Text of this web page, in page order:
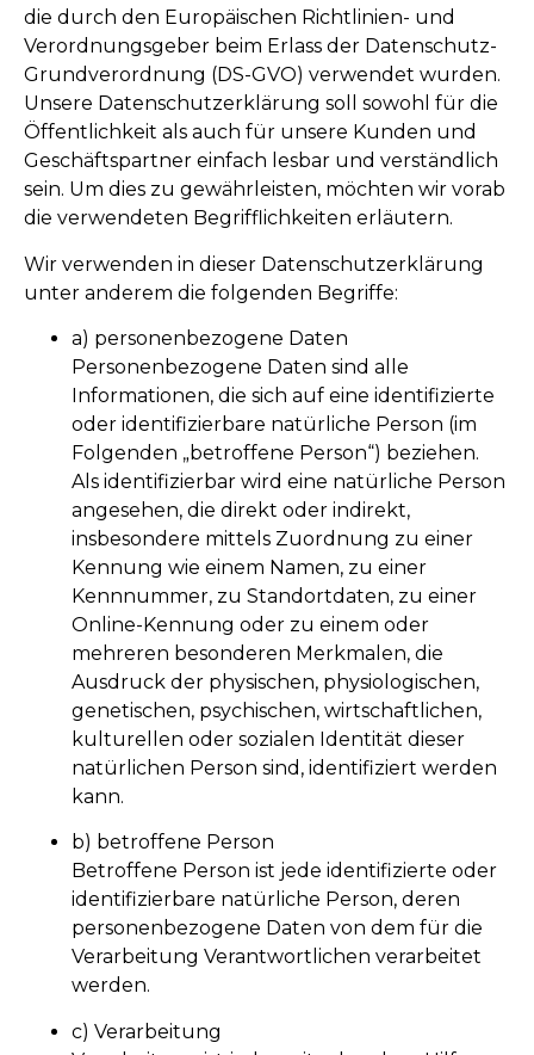
die durch den Europäischen Richtlinien- und
Verordnungsgeber beim Erlass der Datenschutz-
Grundverordnung (DS-GVO) verwendet wurden.
Unsere Datenschutzerklärung soll sowohl für die
Öffentlichkeit als auch für unsere Kunden und
Geschäftspartner einfach lesbar und verständlich
sein. Um dies zu gewährleisten, möchten wir vorab
die verwendeten Begrifflichkeiten erläutern.
Wir verwenden in dieser Datenschutzerklärung
unter anderem die folgenden Begriffe:
a) personenbezogene Daten
Personenbezogene Daten sind alle
Informationen, die sich auf eine identifizierte
oder identifizierbare natürliche Person (im
Folgenden „betroffene Person“) beziehen.
Als identifizierbar wird eine natürliche Person
angesehen, die direkt oder indirekt,
insbesondere mittels Zuordnung zu einer
Kennung wie einem Namen, zu einer
Kennnummer, zu Standortdaten, zu einer
Online-Kennung oder zu einem oder
mehreren besonderen Merkmalen, die
Ausdruck der physischen, physiologischen,
genetischen, psychischen, wirtschaftlichen,
kulturellen oder sozialen Identität dieser
natürlichen Person sind, identifiziert werden
kann.
b) betroffene Person
Betroffene Person ist jede identifizierte oder
identifizierbare natürliche Person, deren
personenbezogene Daten von dem für die
Verarbeitung Verantwortlichen verarbeitet
werden.
c) Verarbeitung